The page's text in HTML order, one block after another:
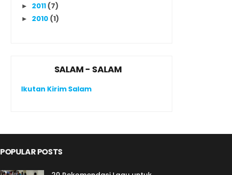
► 2011 (7)
► 2010 (1)
SALAM - SALAM
Ikutan Kirim Salam
POPULAR POSTS